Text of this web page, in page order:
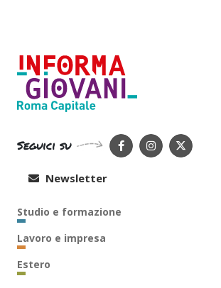
Seguici su
Newsletter
Studio e formazione
Lavoro e impresa
Estero